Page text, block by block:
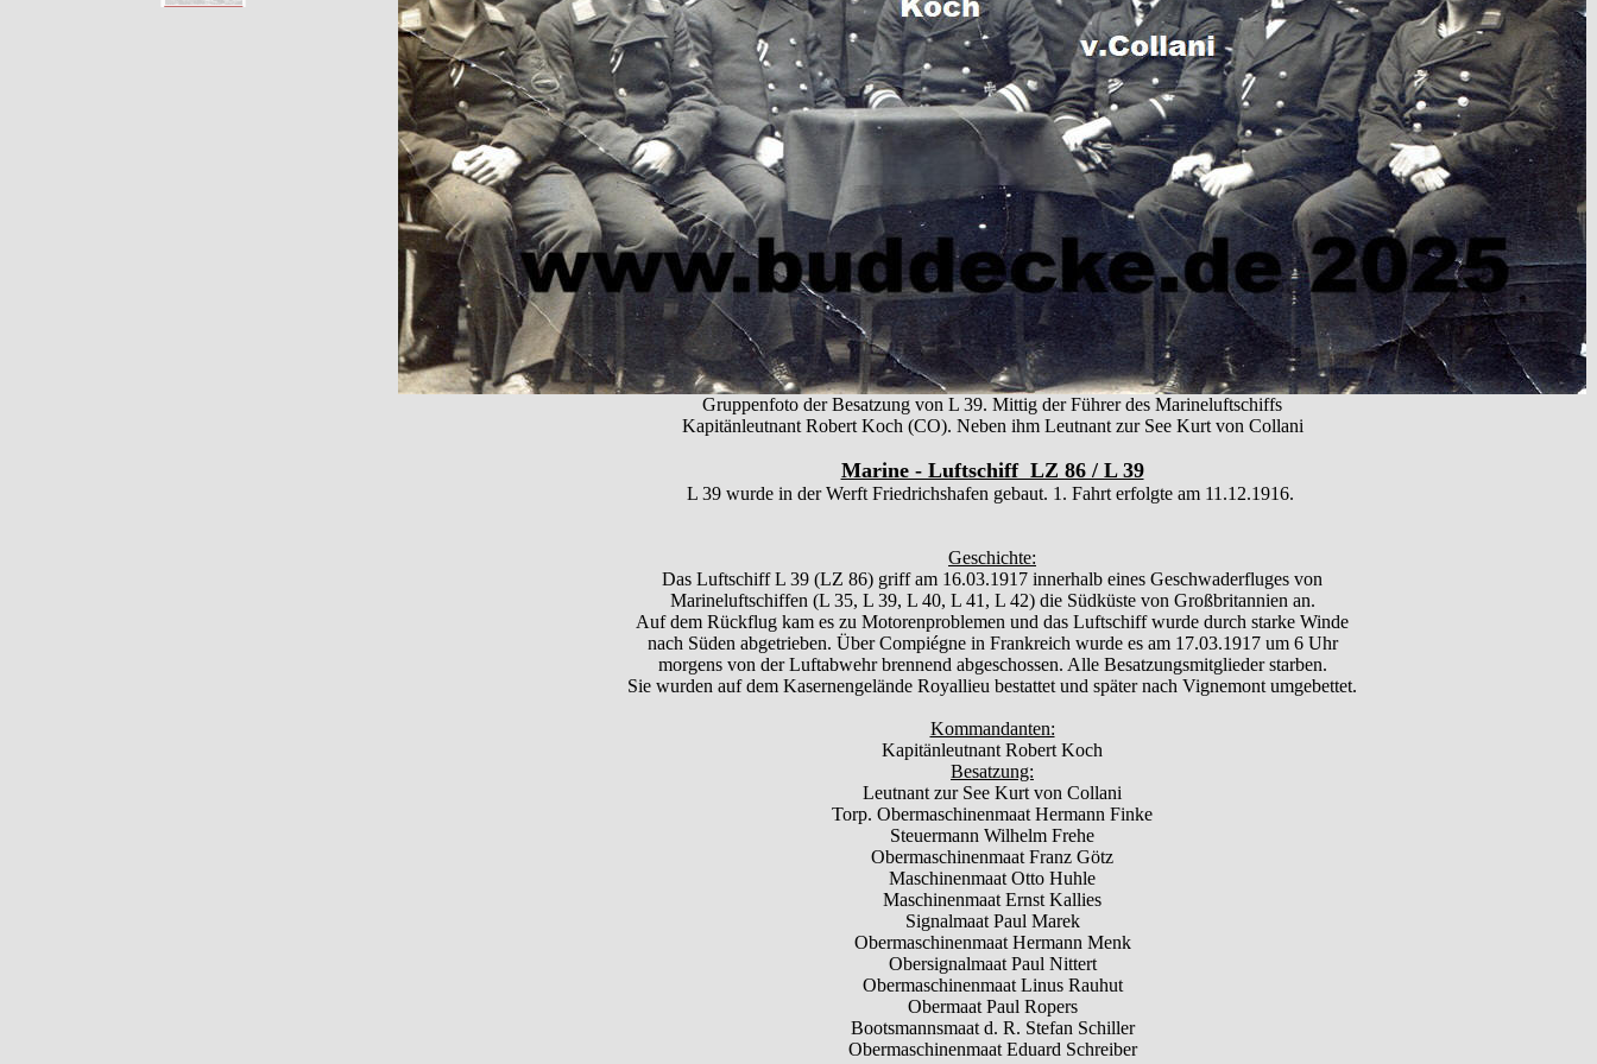
Gruppenfoto der Besatzung von L 39. Mittig der Führer des Marineluftschiffs
Kapitänleutnant Robert Koch (CO). Neben ihm Leutnant zur See Kurt von Collani
Marine - Luftschiff LZ 86 / L 39
L 39 wurde in der Werft Friedrichshafen gebaut. 1. Fahrt erfolgte am 11.12.1916.
Geschichte:
Das Luftschiff L 39 (LZ 86) griff am 16.03.1917 innerhalb eines Geschwaderfluges von
Marineluftschiffen (L 35, L 39, L 40, L 41, L 42) die Südküste von Großbritannien an.
Auf dem Rückflug kam es zu Motorenproblemen und das Luftschiff wurde durch starke Winde
nach Süden abgetrieben. Über Compiégne in Frankreich wurde es am 17.03.1917 um 6 Uhr
morgens von der Luftabwehr brennend abgeschossen. Alle Besatzungsmitglieder starben.
Sie wurden auf dem Kasernengelände Royallieu bestattet und später nach Vignemont umgebettet.
Kommandanten:
Kapitänleutnant Robert Koch
Besatzung:
Leutnant zur See Kurt von Collani
Torp. Obermaschinenmaat Hermann Finke
Steuermann Wilhelm Frehe
Obermaschinenmaat Franz Götz
Maschinenmaat Otto Huhle
Maschinenmaat Ernst Kallies
Signalmaat Paul Marek
Obermaschinenmaat Hermann Menk
Obersignalmaat Paul Nittert
Obermaschinenmaat Linus Rauhut
Obermaat Paul Ropers
Bootsmannsmaat d. R. Stefan Schiller
Obermaschinenmaat Eduard Schreiber